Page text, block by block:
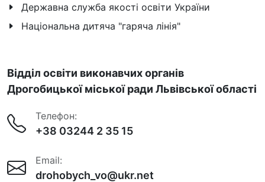
Державна служба якості освіти України
Національна дитяча "гаряча лінія"
Відділ освіти виконавчих органів
Дрогобицької міської ради Львівської області
Телефон:
+38 03244 2 35 15
Email:
drohobych_vo@ukr.net